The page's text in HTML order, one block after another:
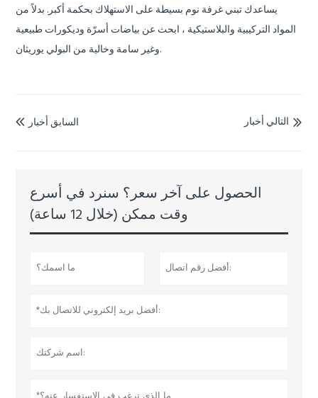
يساعدك تبني غرفة نوم بسيطة على الاستهلاك بحكمة أكبر. بدلاً من
المواد التركيبية والبلاستيكية ، ابحث عن بياضات أسرّة وديكورات طبيعية
وغير سامة وخالية من البولي يوريثان.
 السابق أخبار  التالي أخبار
الحصول على آخر سعر؟ سنرد في أسرع
وقت ممكن (خلال 12 ساعة)